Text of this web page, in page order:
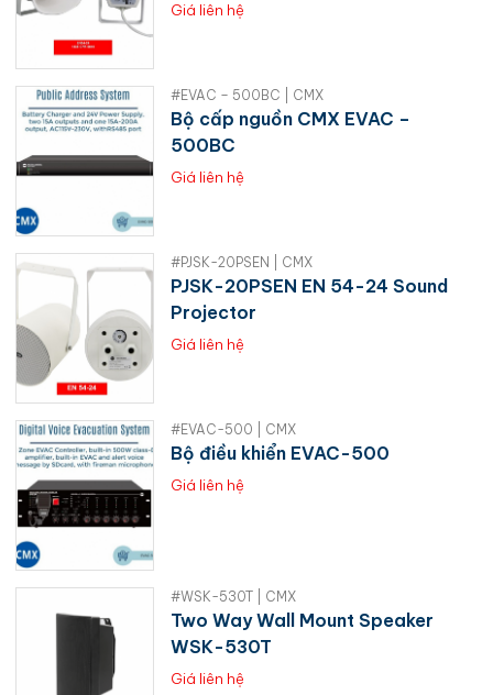
Giá liên hệ
#EVAC – 500BC | CMX
Bộ cấp nguồn CMX EVAC –
500BC
Giá liên hệ
#PJSK-20PSEN | CMX
PJSK-20PSEN EN 54-24 Sound
Projector
Giá liên hệ
#EVAC-500 | CMX
Bộ điều khiển EVAC-500
Giá liên hệ
#WSK-530T | CMX
Two Way Wall Mount Speaker
WSK-530T
Giá liên hệ